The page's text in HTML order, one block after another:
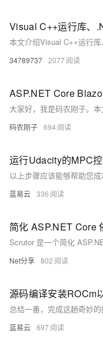
34789737 2077
ASP.NET Core
码农刚子 694
蓝易云 336
简化 ASP.NET Core
Net分享 802
蓝易云 697